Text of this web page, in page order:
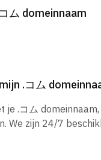
ム domeinnaam
.コム
je .コム
We zijn 24/7